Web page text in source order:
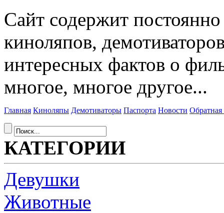
Сайт содержит
киноляпов,
интересных фактов о
многое, многое другое...
Главная Киноляпы Демотиваторы Паспорта Новости Обратная
КАТЕГОРИИ
Девушки
Животные